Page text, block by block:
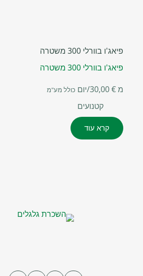
פיאג'ו בוורלי 300 משטרה
פיאג'ו בוורלי 300 משטרה
מ
30,00€ /יום כולל מע"מ
קטנועים
קרא עוד